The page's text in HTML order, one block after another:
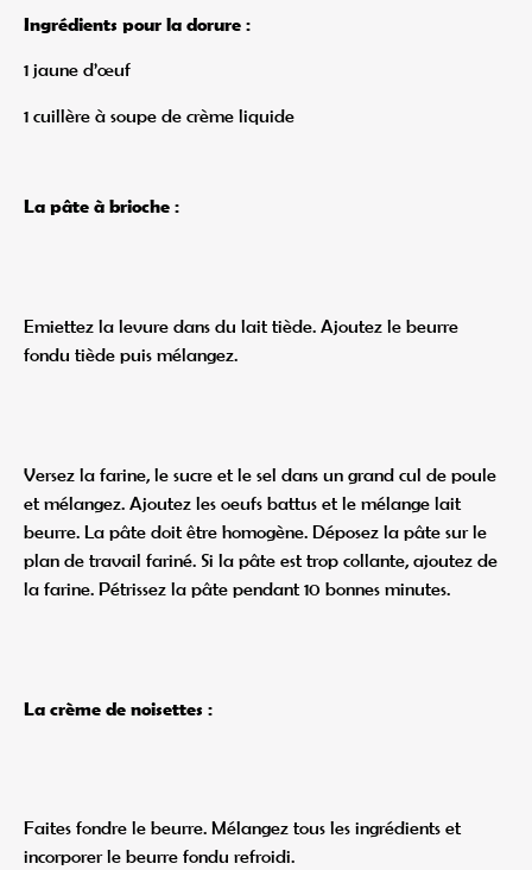
Ingrédients pour la dorure :
1 jaune d’œuf
1 cuillère à soupe de crème liquide
La pâte à brioche :
Emiettez la levure dans du lait tiède. Ajoutez le beurre
fondu tiède puis mélangez.
Versez la farine, le sucre et le sel dans un grand cul de poule
et mélangez. Ajoutez les oeufs battus et le mélange lait
beurre. La pâte doit être homogène. Déposez la pâte sur le
plan de travail fariné. Si la pâte est trop collante, ajoutez de
la farine. Pétrissez la pâte pendant 10 bonnes minutes.
La crème de noisettes :
Faites fondre le beurre. Mélangez tous les ingrédients et
incorporer le beurre fondu refroidi.